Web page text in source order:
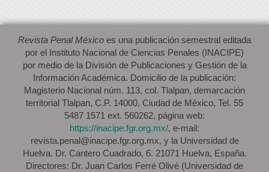
Revista Penal México es una publicación semestral editada
por el Instituto Nacional de Ciencias Penales (INACIPE)
por medio de la División de Publicaciones y Gestión de la
Información Académica. Domicilio de la publicación:
Magisterio Nacional núm. 113, col. Tlalpan, demarcación
territorial Tlalpan, C.P. 14000, Ciudad de México, Tel. 55
5487 1571 ext. 560262, página web:
https://inacipe.fgr.org.mx/, e-mail:
revista.penal@inacipe.fgr.org.mx, y la Universidad de
Huelva. Dr. Cantero Cuadrado, 6. 21071 Huelva, España.
Directores: Dr. Juan Carlos Ferré Olivé (Universidad de